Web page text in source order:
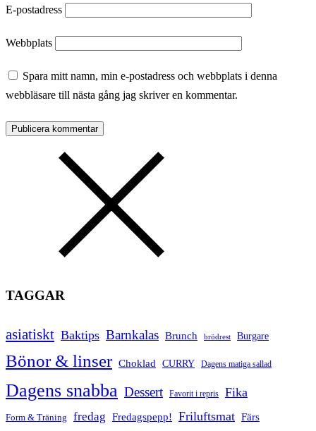
E-postadress
Webbplats
Spara mitt namn, min e-postadress och webbplats i denna
webbläsare till nästa gång jag skriver en kommentar.
TAGGAR
asiatiskt Baktips Barnkalas Brunch brödrest Burgare
Bönor & linser Choklad CURRY Dagens matiga sallad
Dagens snabba Dessert Favorit i repris Fika
Form & Träning fredag Fredagspepp! Friluftsmat Färs